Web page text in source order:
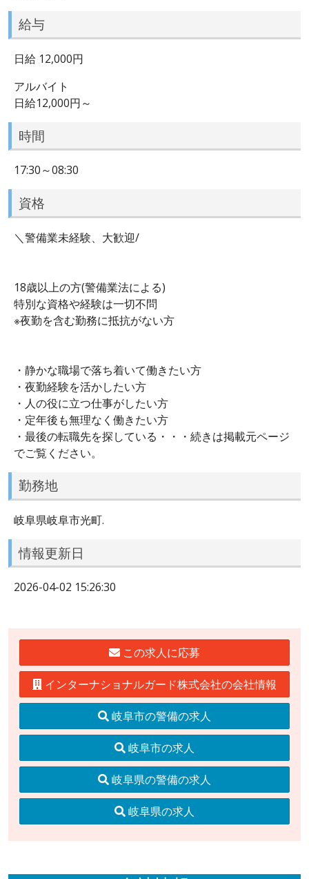
給与
日給 12,000円
アルバイト
日給12,000円～
時間
17:30～08:30
資格
＼警備業未経験、大歓迎/
18歳以上の方(警備業法による)
特別な資格や経験は一切不問
※夜勤を含む勤務に抵抗がない方
・静かな職場で落ち着いて働きたい方
・夜勤経験を活かしたい方
・人の役に立つ仕事がしたい方
・定年後も無理なく働きたい方
・最後の転職先を探している・・・続きは掲載元ページ
でご覧ください。
勤務地
岐阜県岐阜市光町.
情報更新日
2026-04-02 15:26:30
この求人に応募
インターナショナルガード株式会社の会社情報
岐阜市の警備の求人
岐阜市の求人
岐阜県の警備の求人
岐阜県の求人